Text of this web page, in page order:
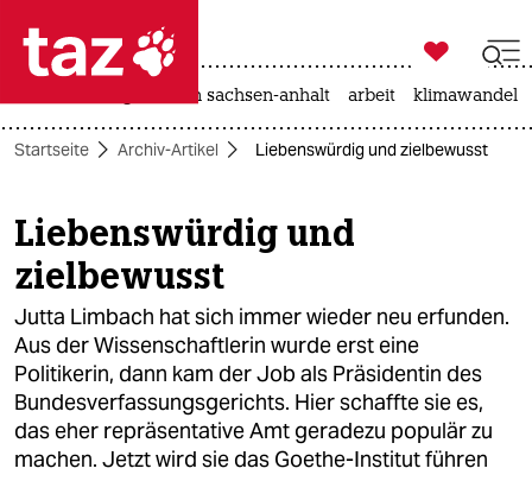
 taz zahl ich
taz zahl ich
themen
politik
öko
gesellschaft
kultur

taz zahl ich
landtagswahl in sachsen-anhalt arbeit klimawandel
Startseite Archiv-Artikel Liebenswürdig und zielbewusst
Liebenswürdig und
zielbewusst
Jutta Limbach hat sich immer wieder neu erfunden.
Aus der Wissenschaftlerin wurde erst eine
Politikerin, dann kam der Job als Präsidentin des
Bundesverfassungsgerichts. Hier schaffte sie es,
das eher repräsentative Amt geradezu populär zu
machen. Jetzt wird sie das Goethe-Institut führen